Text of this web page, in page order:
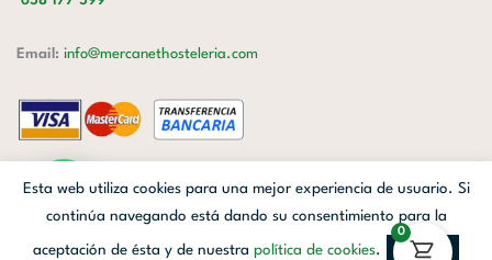
Email: info@mercanethosteleria.com
Mercanet © 2026.| Diseñado porAvanzada Digital| Webmaster
Esta web utiliza cookies para una mejor experiencia de usuario. Si
continúa navegando está dando su consentimiento para la
aceptación de ésta y de nuestra política de cookies. Aceptar
0